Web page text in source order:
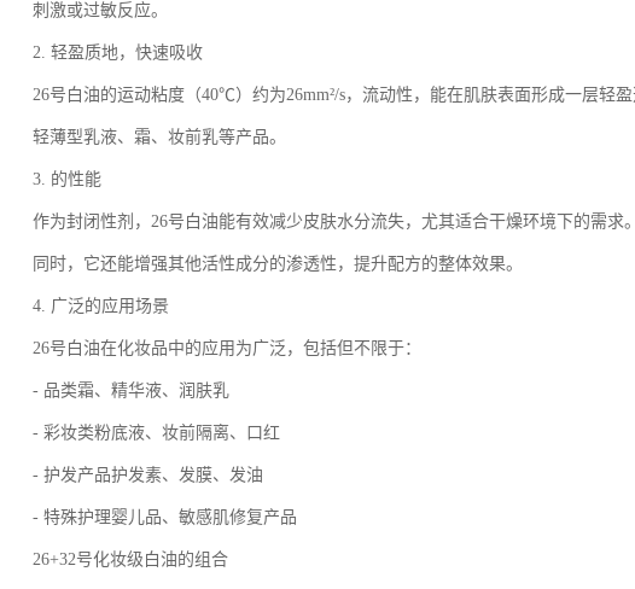
刺激或过敏反应。
2. 轻盈质地，快速吸收
26号白油的运动粘度（40℃）约为26mm²/s，流动性，能在肌肤表面形成一层轻
轻薄型乳液、霜、妆前乳等产品。
3. 的性能
作为封闭性剂，26号白油能有效减少皮肤水分流失，尤其适合干燥环境下的需求。
同时，它还能增强其他活性成分的渗透性，提升配方的整体效果。
4. 广泛的应用场景
26号白油在化妆品中的应用为广泛，包括但不限于：
- 品类霜、精华液、润肤乳
- 彩妆类粉底液、妆前隔离、口红
- 护发产品护发素、发膜、发油
- 特殊护理婴儿品、敏感肌修复产品
26+32号化妆级白油的组合